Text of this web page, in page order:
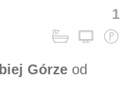
1
Górze od